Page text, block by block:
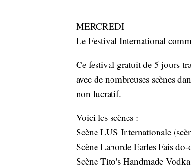
MERCREDI
Le Festival International
Ce festival gratuit de 5 jours
avec de nombreuses scènes
non lucratif.
Voici les scènes :
Scène LUS Internationale
Scène Laborde Earles Fais do-
Scène Tito's Handmade